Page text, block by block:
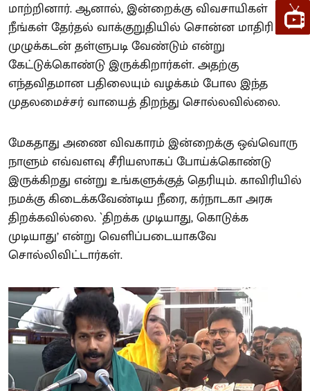
மாற்றினார். ஆனால், இன்றைக்கு விவசாயிகள்
நீங்கள் தேர்தல் வாக்குறுதியில் சொன்ன மாதிரி
முழுக்கடன் தள்ளுபடி வேண்டும் என்று
கேட்டுக்கொண்டு இருக்கிறார்கள். அதற்கு
எந்தவிதமான பதிலையும் வழக்கம் போல இந்த
முதலமைச்சர் வாயைத் திறந்து சொல்லவில்லை.
மேகதாது அணை விவகாரம் இன்றைக்கு ஒவ்வொரு
நாளும் எவ்வளவு சீரியஸாகப் போய்க்கொண்டு
இருக்கிறது என்று உங்களுக்குத் தெரியும். காவிரியில்
நமக்கு கிடைக்கவேண்டிய நீரை, கர்நாடகா அரசு
திறக்கவில்லை. `திறக்க முடியாது, கொடுக்க
முடியாது’ என்று வெளிப்படையாகவே
சொல்லிவிட்டார்கள்.